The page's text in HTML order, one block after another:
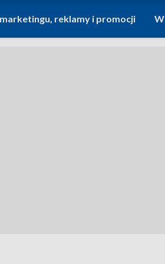
marketingu, reklamy i promocji